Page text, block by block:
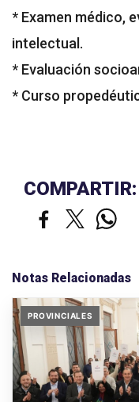
* Examen médico,
intelectual.
* Evaluación
* Curso
COMPARTIR:
Notas Relacionadas
PROVINCIALES